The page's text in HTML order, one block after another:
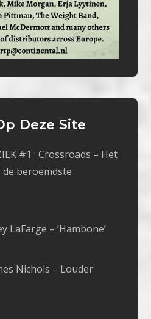
Deze Site
#1 : Crossroads – Het
beroemdste
LaFarge – ‘Hambone’
Nichols – Louder